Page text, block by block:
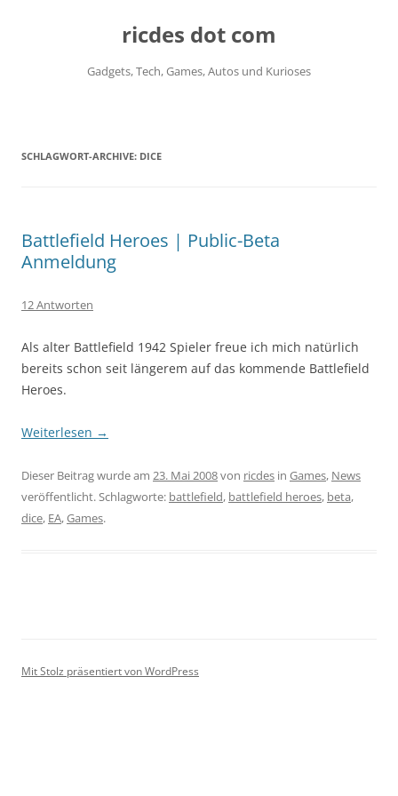
ricdes dot com
Gadgets, Tech, Games, Autos und Kurioses
SCHLAGWORT-ARCHIVE: DICE
Battlefield Heroes | Public-Beta
Anmeldung
12 Antworten
Als alter Battlefield 1942 Spieler freue ich mich natürlich
bereits schon seit längerem auf das kommende Battlefield
Heroes.
Weiterlesen →
Dieser Beitrag wurde am 23. Mai 2008von ricdes in Games, News
veröffentlicht. Schlagworte: battlefield, battlefield heroes, beta,
dice, EA,Games.
Mit Stolz präsentiert von WordPress